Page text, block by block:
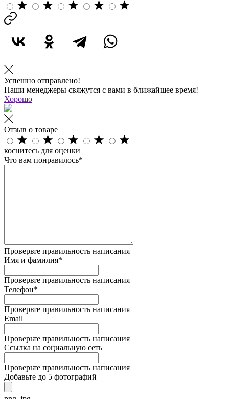
Успешно отправлено!
Наши менеджеры свяжутся с вами в ближайшее время!
Хорошо
Отзыв о товаре
коснитесь для оценки
Что вам понравилось*
Проверьте правильность написания
Имя и фамилия*
Проверьте правильность написания
Телефон*
Проверьте правильность написания
Email
Проверьте правильность написания
Ссылка на социальную сеть
Проверьте правильность написания
Добавьте до 5 фотографий